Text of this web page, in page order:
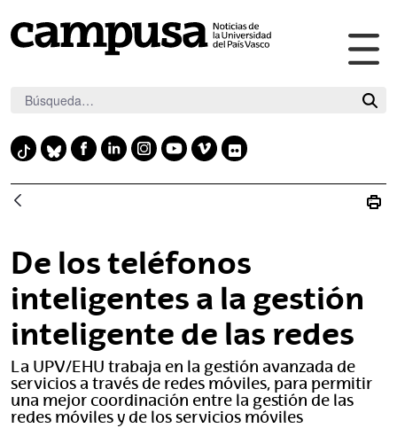
Saltar al contenido principal
T
k
B
k
y
F
o
o
k
L
d
i
n
I
g
r
a
m
Y
b
e
V
F
r
De los teléfonos
inteligentes a la gestión
inteligente de las redes
La UPV/EHU trabaja en la gestión avanzada de
servicios a través de redes móviles, para permitir
una mejor coordinación entre la gestión de las
redes móviles y de los servicios móviles